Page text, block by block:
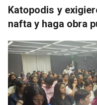
Katopodis y
nafta y haga obra